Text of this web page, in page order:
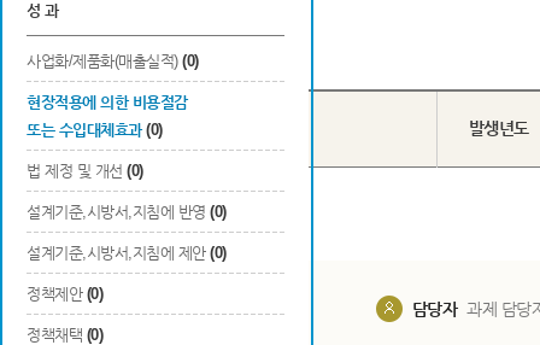
성 과
사업화/제품화(매출실적) (0)
현장적용에 의한 비용절감
또는 수입대체효과 (0)
법 제정 및 개선 (0)
설계기준,시방서,지침에 반영 (0)
설계기준,시방서,지침에 제안 (0)
정책제안 (0)
정책채택 (0)
Total0건
번호 발생년도
담당부서 해당 사업실 담당자 과제 담당